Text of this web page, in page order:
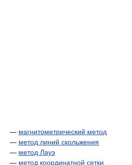
— магнитометрический метод
— метод линий скольжения
— метод Лауэ
— метод координатной сетки